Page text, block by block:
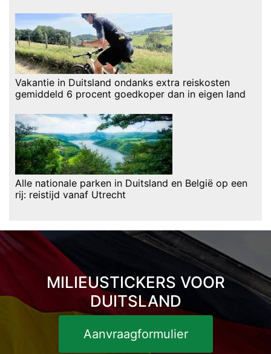
Vakantie in Duitsland ondanks extra reiskosten
gemiddeld 6 procent goedkoper dan in eigen land
Alle nationale parken in Duitsland en België op een
rij: reistijd vanaf Utrecht
MILIEUSTICKERS VOOR
DUITSLAND
Aanvraagformulier